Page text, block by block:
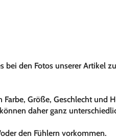
bei den Fotos unserer Artikel
Größe, Geschlecht und
daher ganz
den Fühlern vorkommen.